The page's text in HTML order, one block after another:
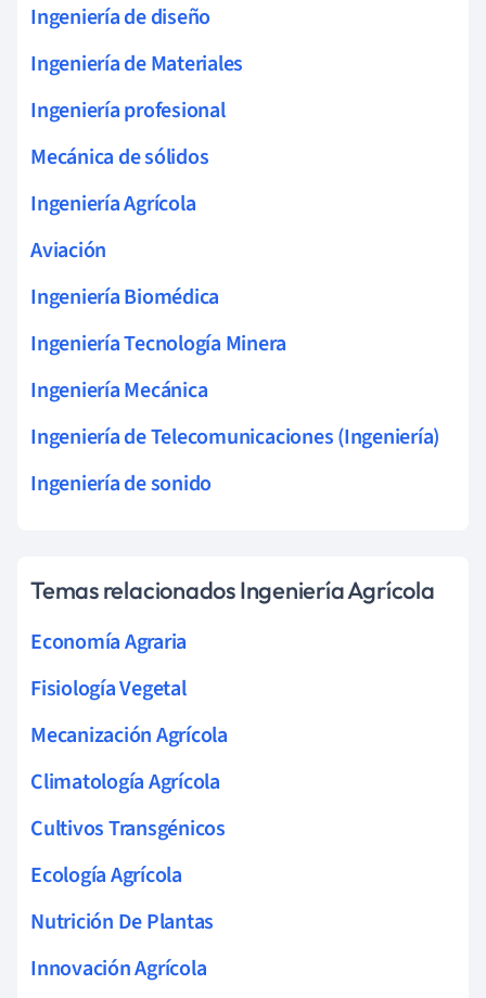
Ingeniería de diseño
Ingeniería de Materiales
Ingeniería profesional
Mecánica de sólidos
Ingeniería Agrícola
Aviación
Ingeniería Biomédica
Ingeniería Tecnología Minera
Ingeniería Mecánica
Ingeniería de Telecomunicaciones (Ingeniería)
Ingeniería de sonido
Temas relacionados Ingeniería Agrícola
Economía Agraria
Fisiología Vegetal
Mecanización Agrícola
Climatología Agrícola
Cultivos Transgénicos
Ecología Agrícola
Nutrición De Plantas
Innovación Agrícola